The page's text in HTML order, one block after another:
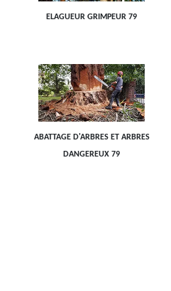
ELAGUEUR GRIMPEUR 79
ABATTAGE D'ARBRES ET ARBRES
DANGEREUX 79